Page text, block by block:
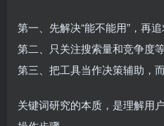
第一、先解决“能不能用”，再追
第二、只关注搜索量和竞争度
第三、把工具当作决策辅助，
关键词研究的本质，是理解用